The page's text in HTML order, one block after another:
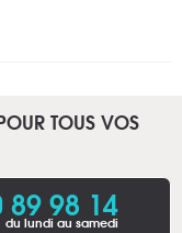
TOUS VOS
89 98 14
du lundi au samedi